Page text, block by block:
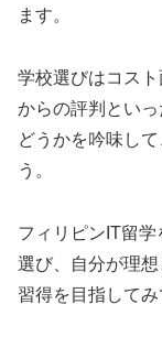
ます。
学校選びはコス
からの評判とい
どうかを吟味し
う。
フィリピンIT留
選び、自分が理
習得を目指してみ